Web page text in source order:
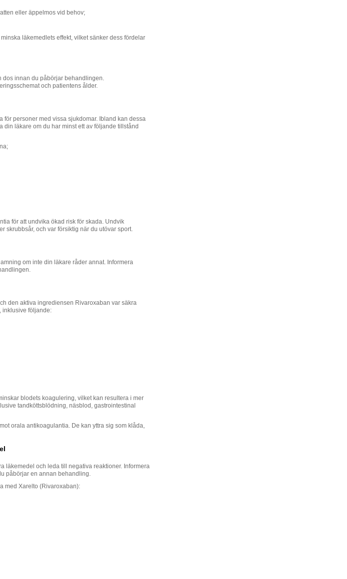
eller äppelmos vid behov;
läkemedlets effekt, vilket sänker dess fördelar
innan du påbörjar behandlingen.
och patientens ålder.
för personer med vissa sjukdomar. Ibland kan dessa
din läkare om du har minst ett av följande tillstånd
för att undvika ökad risk för skada. Undvik
skrubbsår, och var försiktig när du utövar sport.
om inte din läkare råder annat. Informera
den aktiva ingrediensen Rivaroxaban var säkra
inklusive följande:
blodets koagulering, vilket kan resultera i mer
tandköttsblödning, näsblod, gastrointestinal
orala antikoagulantia. De kan yttra sig som klåda,
läkemedel och leda till negativa reaktioner. Informera
påbörjar en annan behandling.
med Xarelto (Rivaroxaban):